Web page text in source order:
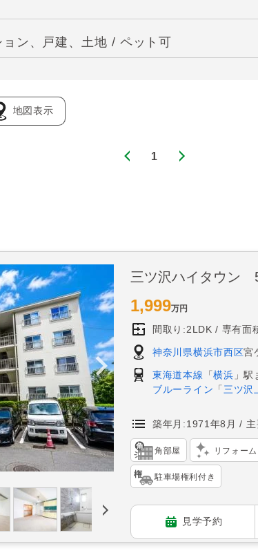
ン、戸建、土地 / ペット可
地図表示
1
三ツ沢ハイタウン
1,999万円
間取り:2LDK 専有面
神奈川県横浜市西区宮
東海道本線 「横浜 」
ブルーライン 「 三ツ沢
築年月:1971年8月
角部屋 リフォー
駐車場権利付き
見学予約